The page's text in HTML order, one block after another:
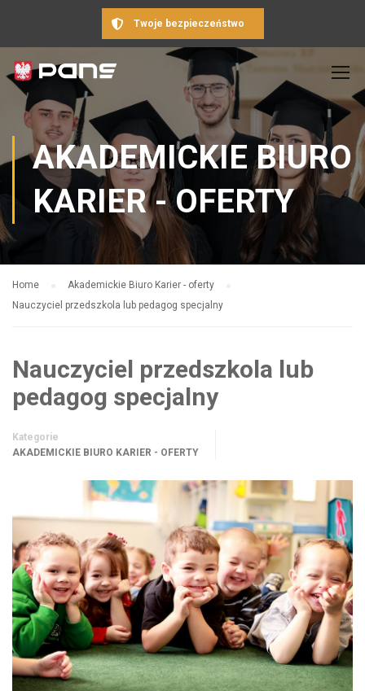
Twoje bezpieczeństwo
AKADEMICKIE BIURO
KARIER - OFERTY
Home
Akademickie Biuro Karier - oferty
Nauczyciel przedszkola lub pedagog specjalny
Nauczyciel przedszkola lub
pedagog specjalny
Kategorie
AKADEMICKIE BIURO KARIER - OFERTY